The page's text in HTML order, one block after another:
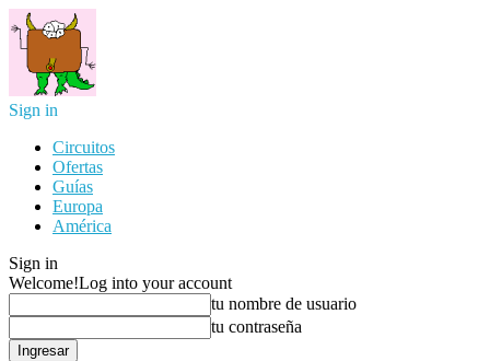
Sign in
Circuitos
Ofertas
Guías
Europa
América
Sign in
Welcome!Log into your account
tu nombre de usuario
tu contraseña